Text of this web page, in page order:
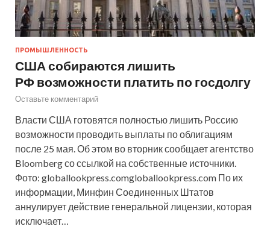
ПРОМЫШЛЕННОСТЬ
США собираются лишить
РФ возможности платить по госдолгу
Оставьте комментарий
Власти США готовятся полностью лишить Россию
возможности проводить выплаты по облигациям
после 25 мая. Об этом во вторник сообщает агентство
Bloomberg со ссылкой на собственные источники.
Фото: globallookpress.comgloballookpress.com По их
информации, Минфин Соединенных Штатов
аннулирует действие генеральной лицензии, которая
исключает…